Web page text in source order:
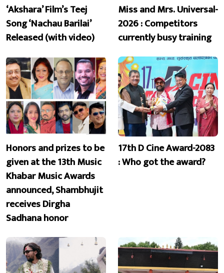
‘Akshara’ Film’s Teej
Song ‘Nachau Barilai’
Released (with video)
Miss and Mrs. Universal-
2026 : Competitors
currently busy training
Honors and prizes to be
given at the 13th Music
Khabar Music Awards
announced, Shambhujit
receives Dirgha
Sadhana honor
17th D Cine Award-2083
: Who got the award?